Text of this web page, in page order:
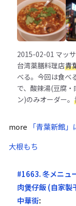
2015-02-01 マッ
台湾薬膳料理店青
べる。今回は食べ
で、酸辣湯(豆腐
ン)のみオーダー。
more 「青葉新館
大根もち
#1663. 冬メニュ
肉煲仔飯 (自家製
中華街: